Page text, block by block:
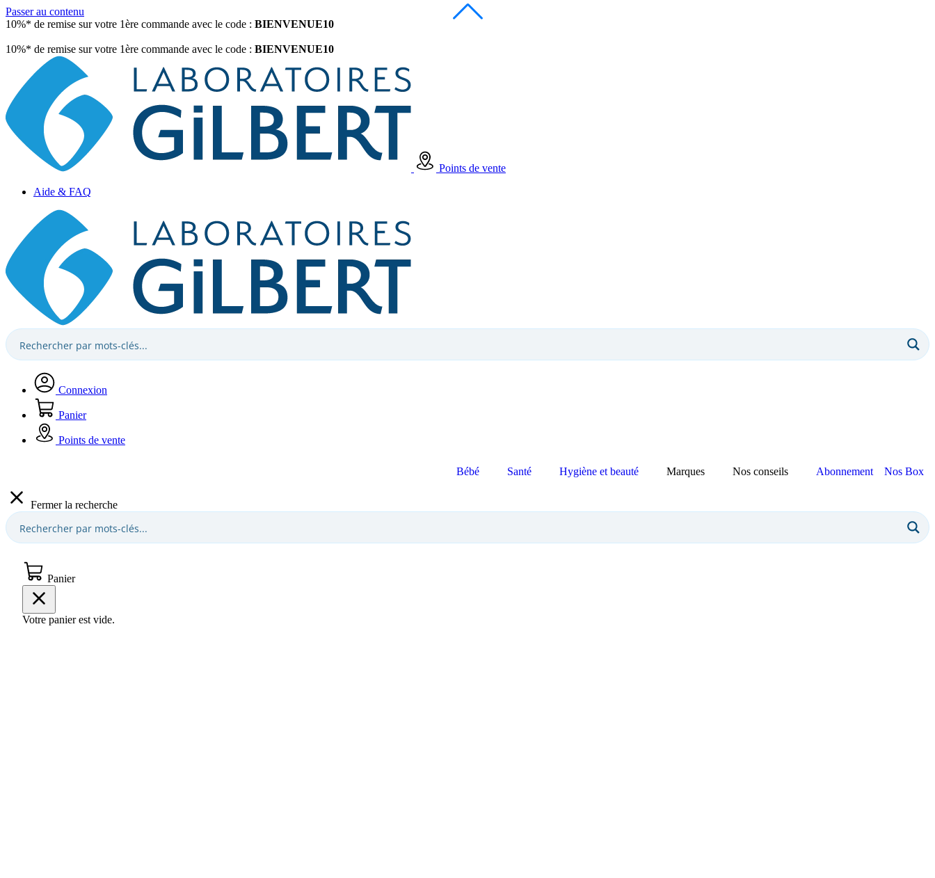
Passer au contenu
10%* de remise sur votre 1ère commande avec le code : BIENVENUE10
10%* de remise sur votre 1ère commande avec le code : BIENVENUE10
Points de vente
Aide & FAQ
Connexion
Panier
Points de vente
Bébé Santé Hygiène et beauté Marques Nos conseils Abonnement Nos Box
Fermer la recherche
Panier
Votre panier est vide.